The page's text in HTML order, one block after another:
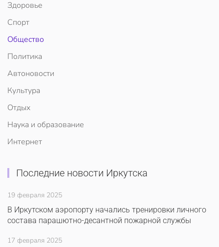
Здоровье
Спорт
Общество
Политика
Автоновости
Культура
Отдых
Наука и образование
Интернет
Последние новости Иркутска
19 февраля 2025
В Иркутском аэропорту начались тренировки личного
состава парашютно-десантной пожарной службы
17 февраля 2025